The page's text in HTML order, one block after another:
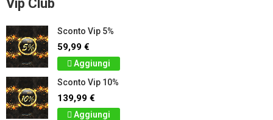
Vip Club
Sconto Vip 5%
59,99 €
Aggiungi
Sconto Vip 10%
139,99 €
Aggiungi